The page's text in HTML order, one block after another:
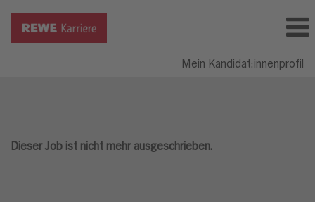
Mein Kandidat:innenprofil
Dieser Job ist nicht mehr ausgeschrieben.